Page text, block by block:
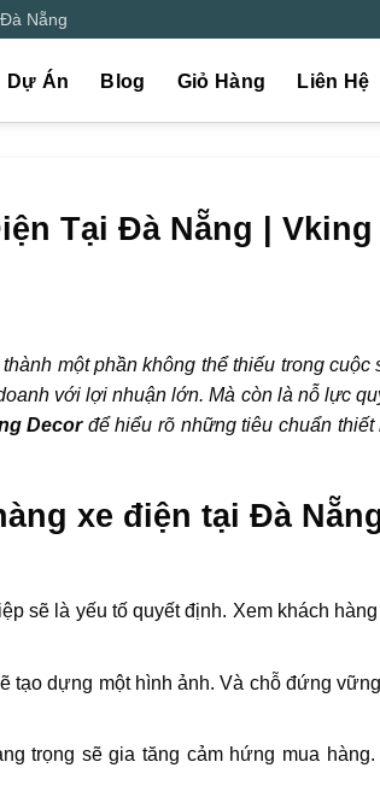
Nẵng
Dự Án Blog Giỏ Hàng Liên Hệ
Tại Đà Nẵng |
một phần không thể thiếu trong cuộc
với lợi nhuận lớn. Mà còn là nỗ lực
Decorđể hiểu rõ những tiêu chuẩn thiết
xe điện tại Đà
sẽ là yếu tố quyết định. Xem khách
dựng một hình ảnh. Và chỗ đứng
trọng sẽ gia tăng cảm hứng mua